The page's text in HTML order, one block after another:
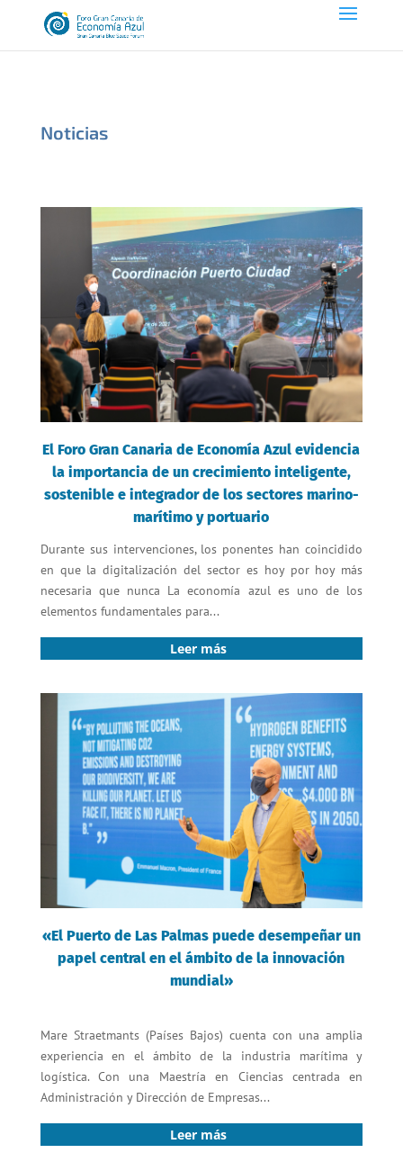
Noticias
El Foro Gran Canaria de Economía Azul evidencia
la importancia de un crecimiento inteligente,
sostenible e integrador de los sectores marino-
marítimo y portuario
Durante sus intervenciones, los ponentes han coincidido
en que la digitalización del sector es hoy por hoy más
necesaria que nunca La economía azul es uno de los
elementos fundamentales para...
Leer más
«El Puerto de Las Palmas puede desempeñar un
papel central en el ámbito de la innovación
mundial»
Mare Straetmants (Países Bajos) cuenta con una amplia
experiencia en el ámbito de la industria marítima y
logística. Con una Maestría en Ciencias centrada en
Administración y Dirección de Empresas...
Leer más